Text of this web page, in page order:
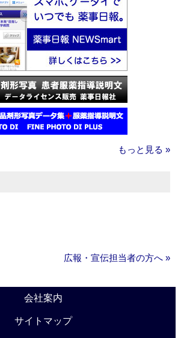
もっと見る »
広報・宣伝担当者の方へ »
会社案内
サイトマップ